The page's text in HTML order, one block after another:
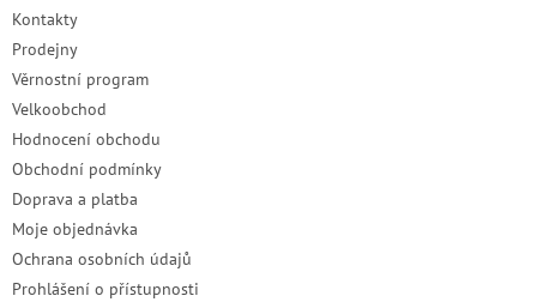
Kontakty
Prodejny
Věrnostní program
Velkoobchod
Hodnocení obchodu
Obchodní podmínky
Doprava a platba
Moje objednávka
Ochrana osobních údajů
Prohlášení o přístupnosti